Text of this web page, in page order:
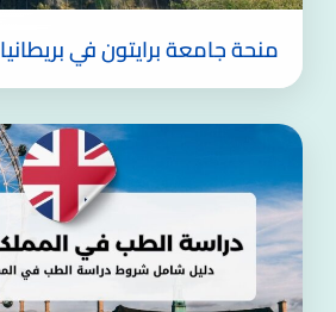
منحة جامعة برايتون في بريطانيا